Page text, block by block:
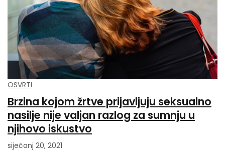
OSVRTI
Brzina kojom žrtve prijavljuju seksualno
nasilje nije valjan razlog za sumnju u
njihovo iskustvo
siječanj 20, 2021